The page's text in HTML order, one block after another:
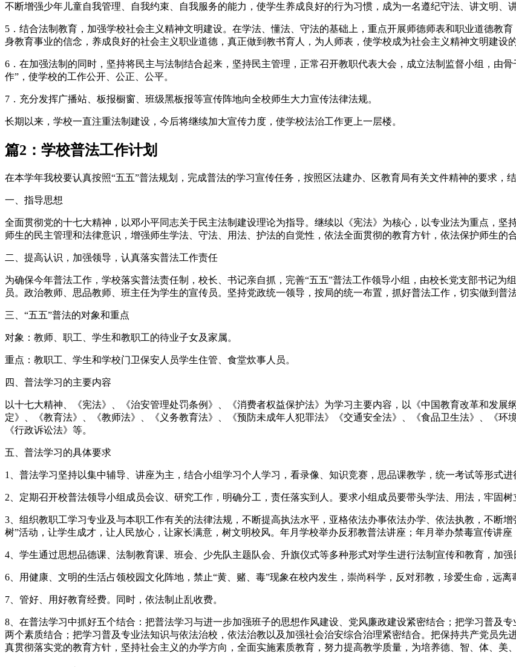
不断增强少年儿童自我管理、自我约束、自我服务的能力，使学生养成良好的行为习惯，成为一名遵纪守法、讲文明、
5．结合法制教育，加强学校社会主义精神文明建设。在学法、懂法、守法的基础上，重点开展师德师表和职业道德教
身教育事业的信念，养成良好的社会主义职业道德，真正做到教书育人，为人师表，使学校成为社会主义精神文明建设的
6．在加强法制的同时，坚持将民主与法制结合起来，坚持民主管理，正常召开教职代表大会，成立法制监督小组，由
作”，使学校的工作公开、公正、公平。
7．充分发挥广播站、板报橱窗、班级黑板报等宣传阵地向全校师生大力宣传法律法规。
长期以来，学校一直注重法制建设，今后将继续加大宣传力度，使学校法治工作更上一层楼。
篇2：学校普法工作计划
在本学年我校要认真按照“五五”普法规划，完成普法的学习宣传任务，按照区法建办、区教育局有关文件精神的要求，
一、指导思想
全面贯彻党的十七大精神，以邓小平同志关于民主法制建设理论为指导。继续以《宪法》为核心，以专业法为重点，
师生的民主管理和法律意识，增强师生学法、守法、用法、护法的自觉性，依法全面贯彻的教育方针，依法保护师生的
二、提高认识，加强领导，认真落实普法工作责任
为确保今年普法工作，学校落实普法责任制，校长、书记亲自抓，完善“五五”普法工作领导小组，由校长党支部书记
员。政治教师、思品教师、班主任为学生的宣传员。坚持党政统一领导，按局的统一布置，抓好普法工作，切实做到普
三、“五五”普法的对象和重点
对象：教师、职工、学生和教职工的待业子女及家属。
重点：教职工、学生和学校门卫保安人员学生住管、食堂炊事人员。
四、普法学习的主要内容
以十七大精神、《宪法》、《治安管理处罚条例》、《消费者权益保护法》为学习主要内容，以《中国教育改革和发
定》、《教育法》、《教师法》、《义务教育法》、《预防未成年人犯罪法》《交通安全法》、《食品卫生法》、《环
《行政诉讼法》等。
五、普法学习的具体要求
1、普法学习坚持以集中辅导、讲座为主，结合小组学习个人学习，看录像、知识竞赛，思品课教学，统一考试等形式进
2、定期召开校普法领导小组成员会议、研究工作，明确分工，责任落实到人。要求小组成员要带头学法、用法，牢固
3、组织教职工学习专业及与本职工作有关的法律法规，不断提高执法水平，亚格依法办事依法办学、依法执教，不断
树”活动，让学生成才，让人民放心，让家长满意，树文明校风。年月学校举办反邪教普法讲座；年月举办禁毒宣传讲
4、学生通过思想品德课、法制教育课、班会、少先队主题队会、升旗仪式等多种形式对学生进行法制宣传和教育，加
6、用健康、文明的生活占领校园文化阵地，禁止“黄、赌、毒”现象在校内发生，崇尚科学，反对邪教，珍爱生命，远
7、管好、用好教育经费。同时，依法制止乱收费。
8、在普法学习中抓好五个结合：把普法学习与进一步加强班子的思想作风建设、党风廉政建设紧密结合；把学习普及
两个素质结合；把学习普及专业法知识与依法治校，依法治教以及加强社会治安综合治理紧密结合。把保持共产党员
真贯彻落实党的教育方针，坚持社会主义的办学方向，全面实施素质教育，努力提高教学质量，为培养德、智、体、美